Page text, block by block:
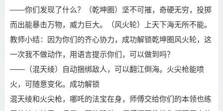
——你们发现了什么？（乾坤圈）坚不可摧，奇硬无穷，投掷
而出能暴击万物，威力巨大。（风火轮）上天下海无所不能。
教师小结：因为你们的齐心协力，成功解锁乾坤圈风火轮，这
一次我不做动作，用语言提示你们，可以做到吗？
—— （混天绫）自动捆绑敌人，可以翻江倒海。火尖枪能喷
火，可随意变化。成功解锁
混天绫和火尖枪，哪吒的法宝在身，师傅交给你们的本领也练